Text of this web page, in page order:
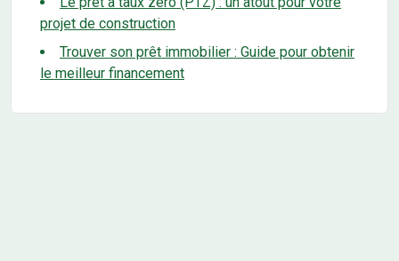
projet de construction
Trouver son prêt immobilier : Guide pour obtenir
le meilleur financement